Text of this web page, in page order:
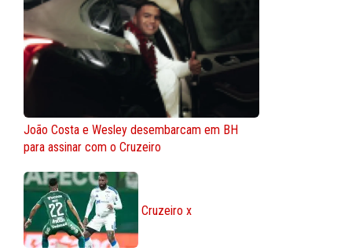
João Costa e Wesley desembarcam em BH
para assinar com o Cruzeiro
Cruzeiro x